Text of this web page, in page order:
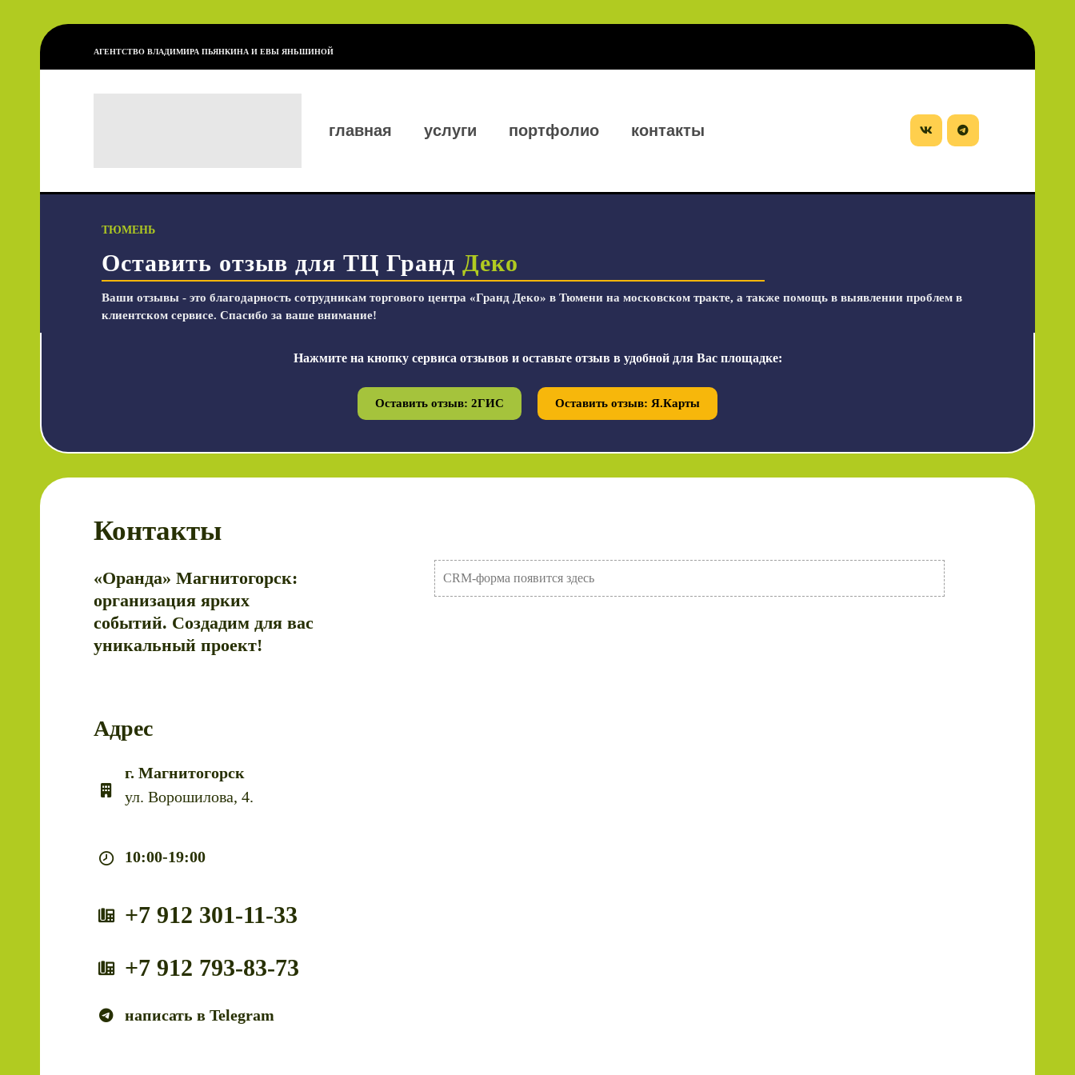
АГЕНТСТВО ВЛАДИМИРА ПЬЯНКИНА И ЕВЫ ЯНЬШИНОЙ
главная услуги портфолио контакты
ТЮМЕНЬ
Оставить отзыв для ТЦ Гранд Деко
Ваши отзывы - это благодарность сотрудникам торгового центра «Гранд Деко» в Тюмени на московском тракте, а также помощь в выявлении проблем в
клиентском сервисе. Спасибо за ваше внимание!
Нажмите на кнопку сервиса отзывов и оставьте отзыв в удобной для Вас площадке:
Оставить отзыв: 2ГИС Оставить отзыв: Я.Карты
Контакты
«Оранда» Магнитогорск:
организация ярких
событий. Cоздадим для вас
уникальный проект!
Адрес
г. Магнитогорск
ул. Ворошилова, 4.
10:00-19:00
+7 912 301-11-33
+7 912 793-83-73
написать в Telegram
CRM-форма появится здесь